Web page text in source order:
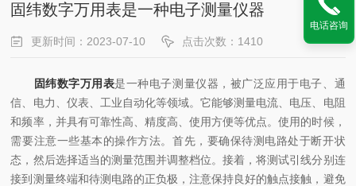
固纬数字万用表是一种电子测量仪器
更新时间：2023-07-10 点击次数：1410
固纬数字万用表是一种电子测量仪器，被广泛应用于电子、通
信、电力、仪表、工业自动化等领域。它能够测量电流、电压、电阻
和频率，并具有可靠性高、精度高、使用方便等优点。使用的时候，
需要注意一些基本的操作方法。首先，要确保待测电路处于断开状
态，然后选择适当的测量范围并调整档位。接着，将测试引线分别连
接到测量终端和待测电路的正负极，注意保持良好的触点接触，避免
电话咨询